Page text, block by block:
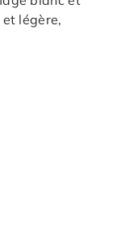
légère,